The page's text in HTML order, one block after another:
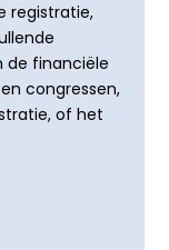
registratie,
de financiële
congressen,
of het